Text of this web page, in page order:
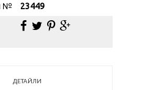
№
23449
ДЕТАЙЛИ